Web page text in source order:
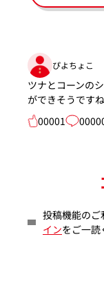
ぴよちょこ
ツナとコーンの
ができそうですね
00001
投稿機能のご
インをご一読